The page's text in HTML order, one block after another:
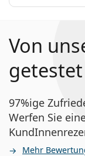
Von
getestet
97%ige
Werfen Sie
Mehr